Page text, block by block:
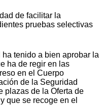
de facilitar la
pruebas selectivas
tenido a bien aprobar la
ha de regir en las
en el Cuerpo
de la Seguridad
plazas de la Oferta de
que se recoge en el